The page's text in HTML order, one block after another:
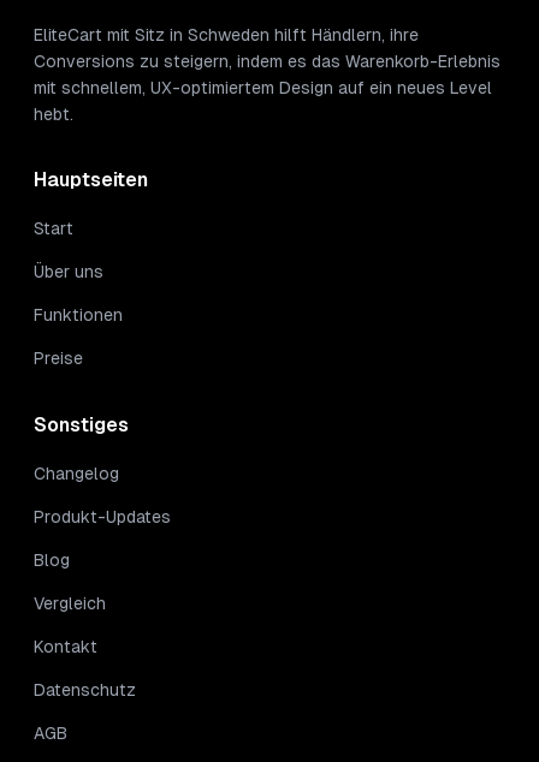
EliteCart mit Sitz in Schweden hilft Händlern, ihre
Conversions zu steigern, indem es das Warenkorb-Erlebnis
mit schnellem, UX-optimiertem Design auf ein neues Level
hebt.
Hauptseiten
Start
Über uns
Funktionen
Preise
Sonstiges
Changelog
Produkt-Updates
Blog
Vergleich
Kontakt
Datenschutz
AGB